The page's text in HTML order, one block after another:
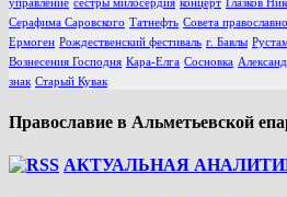
управление сестры милосердия концерт Глазков
Серафима Саровского Татнефть Совета
Ермоген Рождественский фестиваль г. Бавлы
Вознесения Господня Кара-Елга Сосновка
знак Старый Кувак
Православие в Альметьевской
АКТУАЛЬНАЯ